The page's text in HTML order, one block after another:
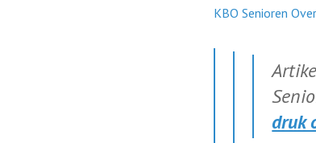
KBO Senioren
druk